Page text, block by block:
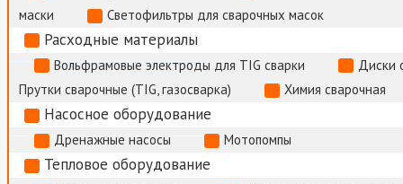
маски
Светофильтры для сварочных масок
Расходные материалы
Вольфрамовые электроды для TIG сварки
Диски
Прутки сварочные (TIG, газосварка)
Химия сварочная
Насосное оборудование
Дренажные насосы Мотопомпы
Тепловое оборудование